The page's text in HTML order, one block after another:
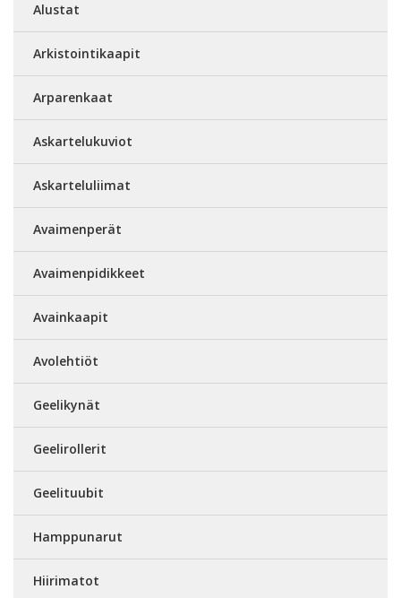
Alustat
Arkistointikaapit
Arparenkaat
Askartelukuviot
Askarteluliimat
Avaimenperät
Avaimenpidikkeet
Avainkaapit
Avolehtiöt
Geelikynät
Geelirollerit
Geelituubit
Hamppunarut
Hiirimatot